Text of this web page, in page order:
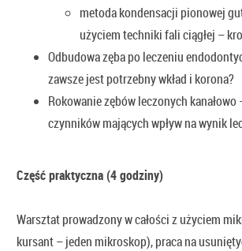
metoda kondensacji pionowej
użyciem techniki fali ciągłej –
Odbudowa zęba po leczeniu
zawsze jest potrzebny wkład i korona?
Rokowanie zębów leczonych kanałowo
czynników mających wpływ na wynik
Część praktyczna (4 godziny)
Warsztat prowadzony w całości z użyciem
kursant – jeden mikroskop), praca na